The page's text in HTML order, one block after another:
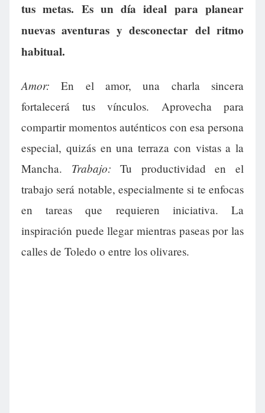
tus metas. Es un día ideal para planear
nuevas aventuras y desconectar del ritmo
habitual.
Amor: En el amor, una charla sincera
fortalecerá tus vínculos. Aprovecha para
compartir momentos auténticos con esa persona
especial, quizás en una terraza con vistas a la
Mancha. Trabajo: Tu productividad en el
trabajo será notable, especialmente si te enfocas
en tareas que requieren iniciativa. La
inspiración puede llegar mientras paseas por las
calles de Toledo o entre los olivares.